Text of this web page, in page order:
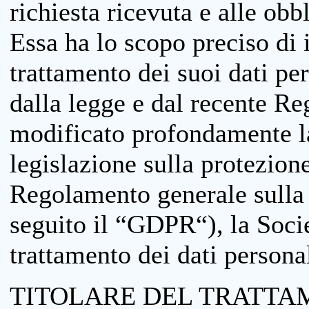
richiesta ricevuta e alle
Essa ha lo scopo preciso
trattamento dei suoi dati
dalla legge e dal recente
modificato profondamente
legislazione sulla
Regolamento generale
seguito il “GDPR“), la
trattamento dei dati
TITOLARE DEL